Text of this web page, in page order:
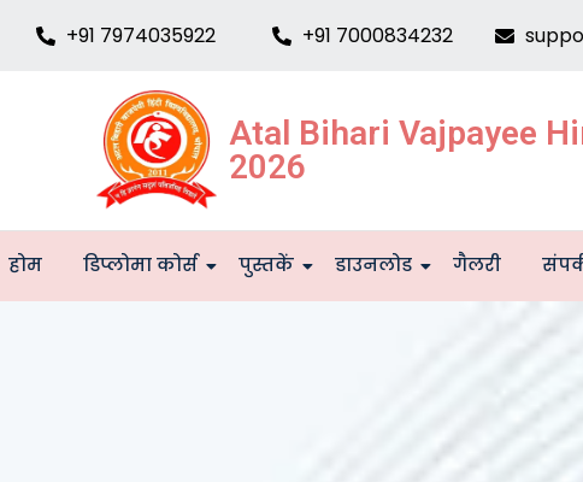
+91 7974035922 +91 7000834232
Atal Bihari Vajpayee
2026
होम डिप्लोमा कोर्स पुस्तकें डाउनलोड गैलरी